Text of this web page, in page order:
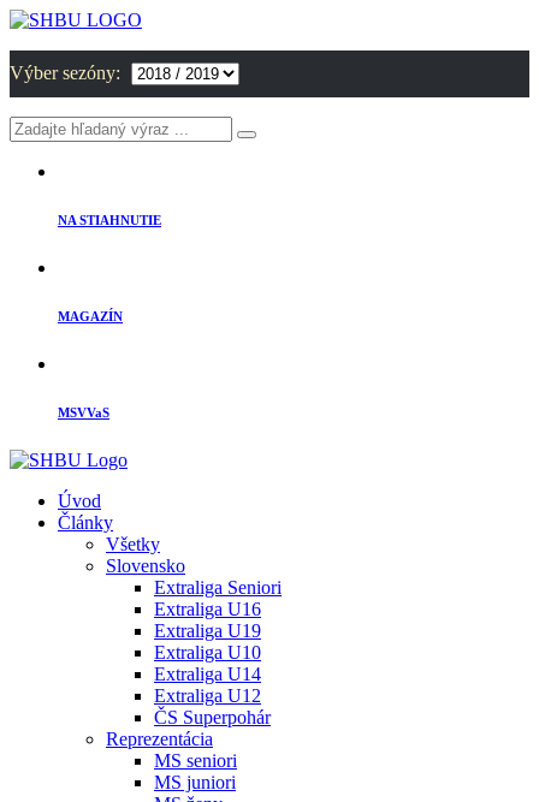
Výber sezóny:
NA STIAHNUTIE
MAGAZÍN
MSVVaS
Úvod
Články
Všetky
Slovensko
Extraliga Seniori
Extraliga U16
Extraliga U19
Extraliga U10
Extraliga U14
Extraliga U12
ČS Superpohár
Reprezentácia
MS seniori
MS juniori